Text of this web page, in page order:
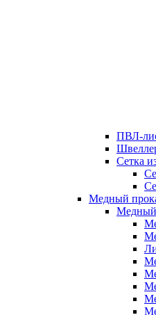
ПВЛ-
Сетка
Медный
Медный